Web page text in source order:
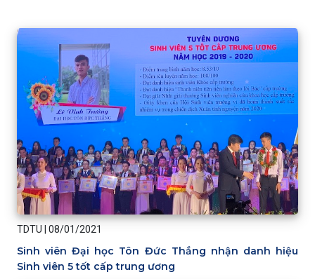
TDTU 08/01/2021
Sinh viên Đại học Tôn Đức Thắng nhận danh hiệu
Sinh viên 5 tốt cấp trung ương